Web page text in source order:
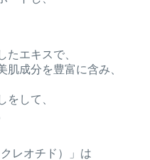
たエキスで、
肌成分を豊富に含み、
をして、
レオチド）」は